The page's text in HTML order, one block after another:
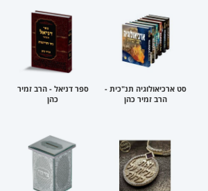
סט ארכיאולוגיה תנ"כית -
הרב זמיר כהן
ספר דניאל - הרב זמיר
כהן